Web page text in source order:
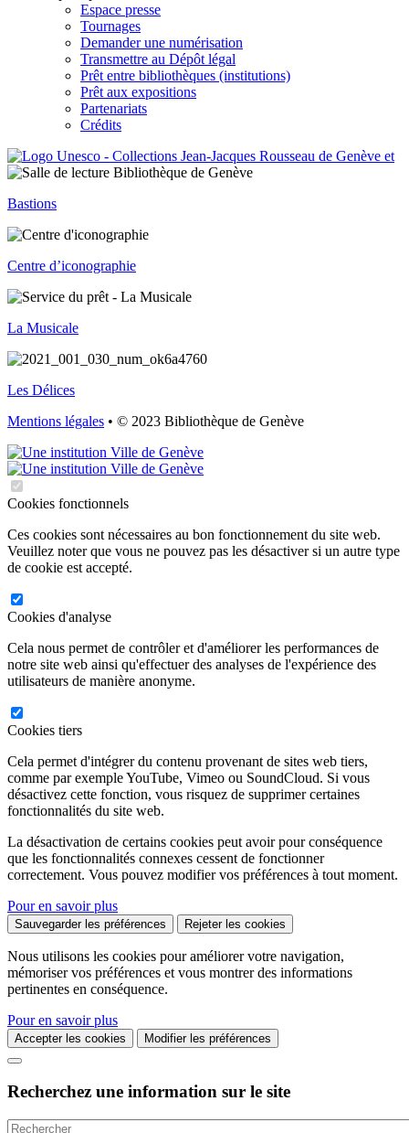
Espace presse
Tournages
Demander une numérisation
Transmettre au Dépôt légal
Prêt entre bibliothèques (institutions)
Prêt aux expositions
Partenariats
Crédits
Bastions
Centre d’iconographie
La Musicale
Les Délices
Mentions légales • © 2023 Bibliothèque de Genève
Cookies fonctionnels
Ces cookies sont nécessaires au bon fonctionnement du site web.
Veuillez noter que vous ne pouvez pas les désactiver si un autre type
de cookie est accepté.
Cookies d'analyse
Cela nous permet de contrôler et d'améliorer les performances de
notre site web ainsi qu'effectuer des analyses de l'expérience des
utilisateurs de manière anonyme.
Cookies tiers
Cela permet d'intégrer du contenu provenant de sites web tiers,
comme par exemple YouTube, Vimeo ou SoundCloud. Si vous
désactivez cette fonction, vous risquez de supprimer certaines
fonctionnalités du site web.
La désactivation de certains cookies peut avoir pour conséquence
que les fonctionnalités connexes cessent de fonctionner
correctement. Vous pouvez modifier vos préférences à tout moment.
Pour en savoir plus
Sauvegarder les préférences Rejeter les cookies
Nous utilisons les cookies pour améliorer votre navigation,
mémoriser vos préférences et vous montrer des informations
pertinentes en conséquence.
Pour en savoir plus
Accepter les cookies Modifier les préférences
Recherchez une information sur le site